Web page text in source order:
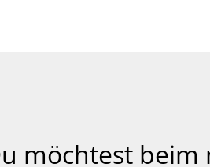
möchtest beim